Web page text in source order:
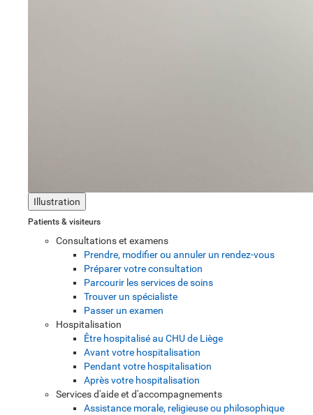
Illustration
Patients & visiteurs
Consultations et examens
Prendre, modifier ou annuler un rendez-vous
Préparer votre consultation
Parcourir les services de soins
Trouver un spécialiste
Passer un examen
Hospitalisation
Être hospitalisé au CHU de Liège
Avant votre hospitalisation
Pendant votre hospitalisation
Après votre hospitalisation
Services d'aide et d'accompagnements
Assistance morale, religieuse ou philosophique